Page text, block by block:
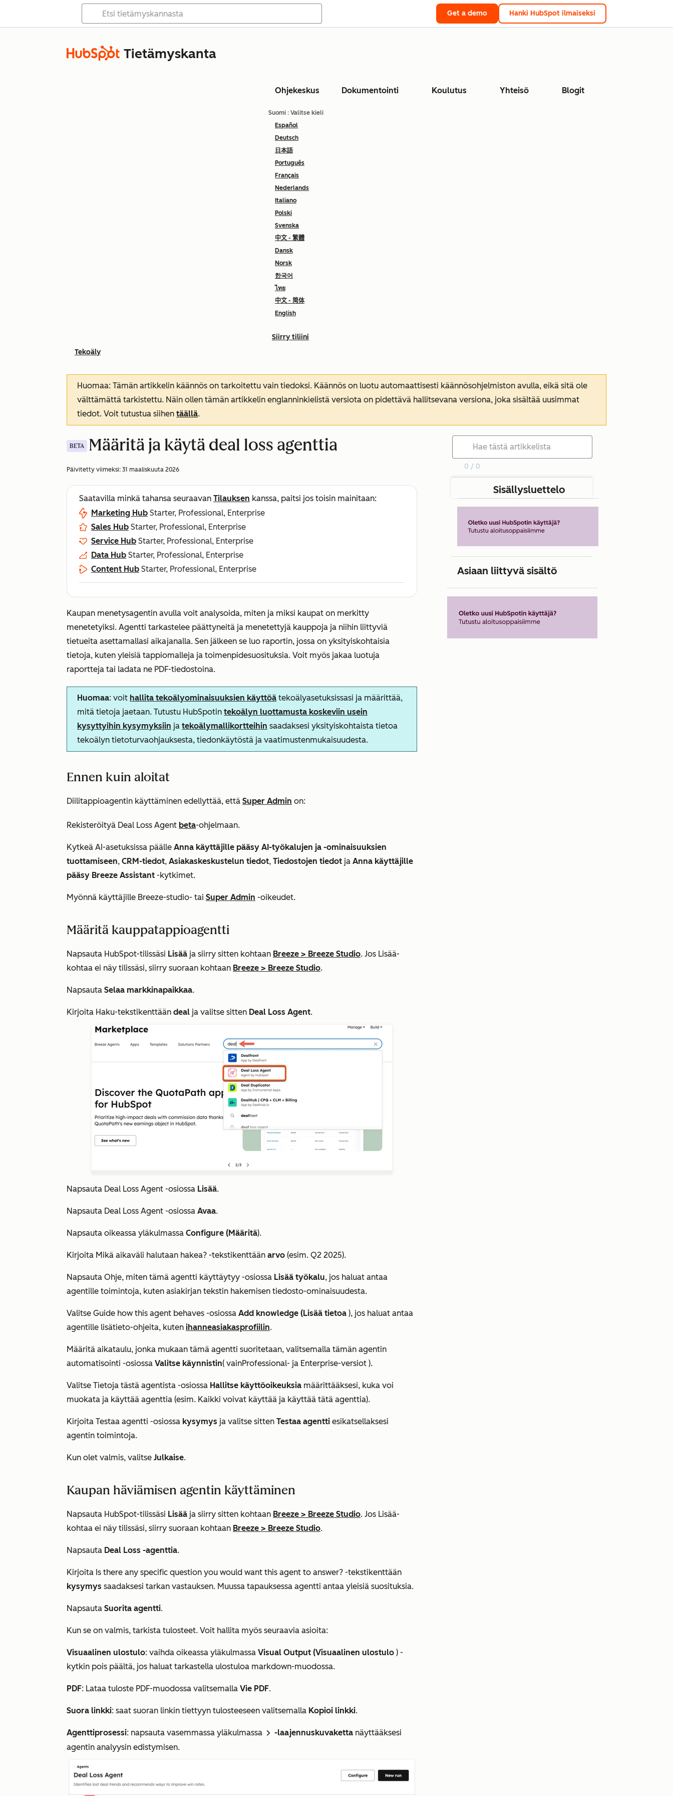
Get a demo Hanki HubSpot ilmaiseksi
Tietämyskanta
Ohjekeskus Dokumentointi Koulutus Yhteisö Blogit
Suomi : Valitse kieli
Español
Deutsch
日本語
Português
Français
Nederlands
Italiano
Polski
Svenska
中文 - 繁體
Dansk
Norsk
한국어
ไทย
中文 - 简体
English
Siirry tiliini
Tekoäly
Huomaa: Tämän artikkelin käännös on tarkoitettu vain tiedoksi. Käännös on luotu automaattisesti käännösohjelmiston avulla, eikä sitä ole
välttämättä tarkistettu. Näin ollen tämän artikkelin englanninkielistä versiota on pidettävä hallitsevana versiona, joka sisältää uusimmat
tiedot. Voit tutustua siihen täällä.
BETA Määritä ja käytä deal loss agenttia
Päivitetty viimeksi: 31 maaliskuuta 2026
Saatavilla minkä tahansa seuraavan Tilauksen kanssa, paitsi jos toisin mainitaan:
Marketing Hub Starter, Professional, Enterprise
Sales Hub Starter, Professional, Enterprise
Service Hub Starter, Professional, Enterprise
Data Hub Starter, Professional, Enterprise
Content Hub Starter, Professional, Enterprise
Kaupan menetysagentin avulla voit analysoida, miten ja miksi kaupat on merkitty
menetetyiksi. Agentti tarkastelee päättyneitä ja menetettyjä kauppoja ja niihin liittyviä
tietueita asettamallasi aikajanalla. Sen jälkeen se luo raportin, jossa on yksityiskohtaisia
tietoja, kuten yleisiä tappiomalleja ja toimenpidesuosituksia. Voit myös jakaa luotuja
raportteja tai ladata ne PDF-tiedostoina.
Huomaa: voit hallita tekoälyominaisuuksien käyttöä tekoälyasetuksissasi ja määrittää,
mitä tietoja jaetaan. Tutustu HubSpotin tekoälyn luottamusta koskeviin usein
kysyttyihin kysymyksiin ja tekoälymallikortteihin saadaksesi yksityiskohtaista tietoa
tekoälyn tietoturvaohjauksesta, tiedonkäytöstä ja vaatimustenmukaisuudesta.
Ennen kuin aloitat
Diilitappioagentin käyttäminen edellyttää, että Super Admin on:
Rekisteröityä Deal Loss Agent beta-ohjelmaan.
Kytkeä AI-asetuksissa päälle Anna käyttäjille pääsy AI-työkalujen ja -ominaisuuksien
tuottamiseen, CRM-tiedot, Asiakaskeskustelun tiedot, Tiedostojen tiedot ja Anna käyttäjille
pääsy Breeze Assistant -kytkimet.
Myönnä käyttäjille Breeze-studio- tai Super Admin -oikeudet.
Määritä kauppatappioagentti
Napsauta HubSpot-tilissäsi Lisää ja siirry sitten kohtaan Breeze > Breeze Studio. Jos Lisää-
kohtaa ei näy tilissäsi, siirry suoraan kohtaan Breeze > Breeze Studio.
Napsauta Selaa markkinapaikkaa.
Kirjoita Haku-tekstikenttään deal ja valitse sitten Deal Loss Agent.
Napsauta Deal Loss Agent -osiossa Lisää.
Napsauta Deal Loss Agent -osiossa Avaa.
Napsauta oikeassa yläkulmassa Configure (Määritä).
Kirjoita Mikä aikaväli halutaan hakea? -tekstikenttään arvo (esim. Q2 2025).
Napsauta Ohje, miten tämä agentti käyttäytyy -osiossa Lisää työkalu, jos haluat antaa
agentille toimintoja, kuten asiakirjan tekstin hakemisen tiedosto-ominaisuudesta.
Valitse Guide how this agent behaves -osiossa Add knowledge (Lisää tietoa ), jos haluat antaa
agentille lisätieto-ohjeita, kuten ihanneasiakasprofiilin.
Määritä aikataulu, jonka mukaan tämä agentti suoritetaan, valitsemalla tämän agentin
automatisointi -osiossa Valitse käynnistin( vainProfessional- ja Enterprise-versiot ).
Valitse Tietoja tästä agentista -osiossa Hallitse käyttöoikeuksia määrittääksesi, kuka voi
muokata ja käyttää agenttia (esim. Kaikki voivat käyttää ja käyttää tätä agenttia).
Kirjoita Testaa agentti -osiossa kysymys ja valitse sitten Testaa agentti esikatsellaksesi
agentin toimintoja.
Kun olet valmis, valitse Julkaise.
Kaupan häviämisen agentin käyttäminen
Napsauta HubSpot-tilissäsi Lisää ja siirry sitten kohtaan Breeze > Breeze Studio. Jos Lisää-
kohtaa ei näy tilissäsi, siirry suoraan kohtaan Breeze > Breeze Studio.
Napsauta Deal Loss -agenttia.
Kirjoita Is there any specific question you would want this agent to answer? -tekstikenttään
kysymys saadaksesi tarkan vastauksen. Muussa tapauksessa agentti antaa yleisiä suosituksia.
Napsauta Suorita agentti.
Kun se on valmis, tarkista tulosteet. Voit hallita myös seuraavia asioita:
Visuaalinen ulostulo: vaihda oikeassa yläkulmassa Visual Output (Visuaalinen ulostulo ) -
kytkin pois päältä, jos haluat tarkastella ulostuloa markdown-muodossa.
PDF: Lataa tuloste PDF-muodossa valitsemalla Vie PDF.
Suora linkki: saat suoran linkin tiettyyn tulosteeseen valitsemalla Kopioi linkki.
Agenttiprosessi: napsauta vasemmassa yläkulmassa rightIcon -laajennuskuvaketta näyttääksesi
agentin analyysin edistymisen.
0 / 0
Sisällysluettelo
Asiaan liittyvä sisältö